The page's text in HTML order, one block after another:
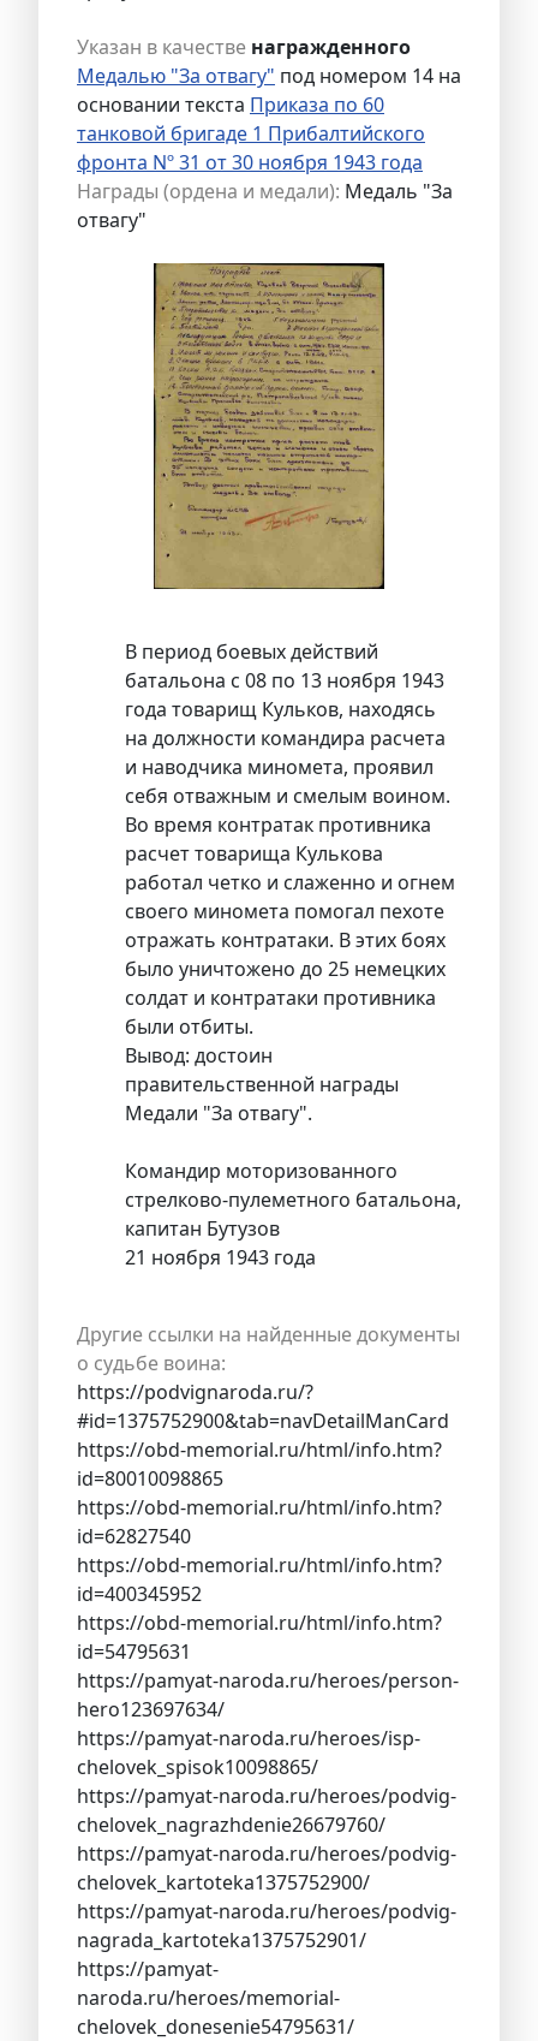
Указан в качестве награжденного
Медалью "За отвагу" под номером 14 на
основании текста Приказа по 60
танковой бригаде 1 Прибалтийского
фронта Nº 31 от 30 ноября 1943 года
Награды (ордена и медали): Медаль "За
отвагу"
В период боевых действий
батальона с 08 по 13 ноября 1943
года товарищ Кульков, находясь
на должности командира расчета
и наводчика миномета, проявил
себя отважным и смелым воином.
Во время контратак противника
расчет товарища Кулькова
работал четко и слаженно и огнем
своего миномета помогал пехоте
отражать контратаки. В этих боях
было уничтожено до 25 немецких
солдат и контратаки противника
были отбиты.
Вывод: достоин
правительственной награды
Медали "За отвагу".
Командир моторизованного
стрелково-пулеметного батальона,
капитан Бутузов
21 ноября 1943 года
Другие ссылки на найденные документы
о судьбе воина:
https://podvignaroda.ru/?
#id=1375752900&tab=navDetailManCard
https://obd-memorial.ru/html/info.htm?
id=80010098865
https://obd-memorial.ru/html/info.htm?
id=62827540
https://obd-memorial.ru/html/info.htm?
id=400345952
https://obd-memorial.ru/html/info.htm?
id=54795631
https://pamyat-naroda.ru/heroes/person-
hero123697634/
https://pamyat-naroda.ru/heroes/isp-
chelovek_spisok10098865/
https://pamyat-naroda.ru/heroes/podvig-
chelovek_nagrazhdenie26679760/
https://pamyat-naroda.ru/heroes/podvig-
chelovek_kartoteka1375752900/
https://pamyat-naroda.ru/heroes/podvig-
nagrada_kartoteka1375752901/
https://pamyat-
naroda.ru/heroes/memorial-
chelovek_donesenie54795631/